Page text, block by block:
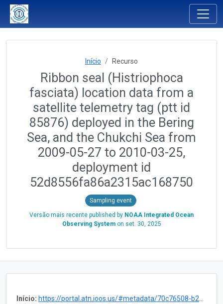
Início Recurso
Ribbon seal (Histriophoca
fasciata) location data from a
satellite telemetry tag (ptt id
85876) deployed in the Bering
Sea, and the Chukchi Sea from
2009-05-27 to 2010-03-25,
deployment id
52d8556fa86a2315ac168750
Sampling event
Versão mais recente published by NOAA Integrated Ocean
Observing Systemon set. 30, 2025
Início: https://portal.atn.ioos.us/#metadata/70c76508-b252-4c3d-9f27-e4cba9300537/project